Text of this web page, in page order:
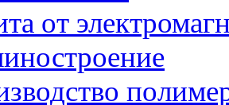
от